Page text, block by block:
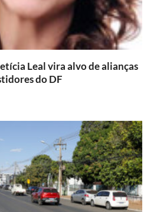
Leal vira alvo de alianças
do DF